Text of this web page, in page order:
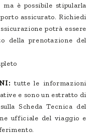
è possibile stipularla
assicurato. Richiedi
potrà essere
della prenotazione del
tutte le informazioni
e sono un estratto di
Scheda Tecnica del
ufficiale del viaggio e